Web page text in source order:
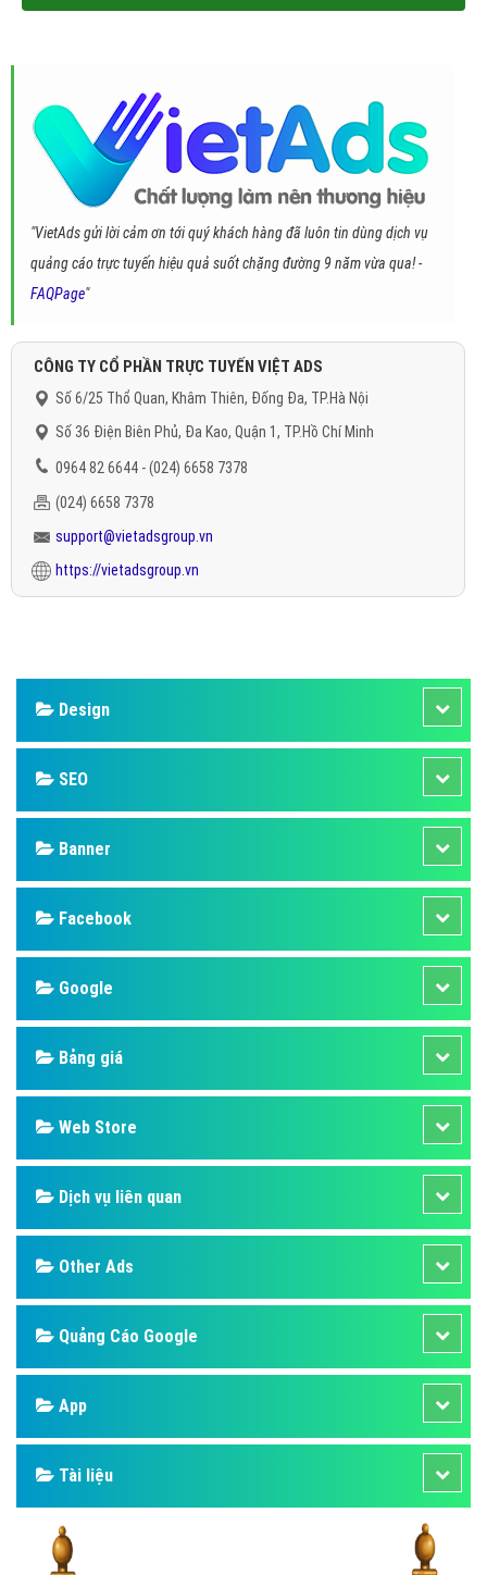
"VietAds gửi lời cảm ơn tới quý khách hàng đã luôn tin dùng dịch vụ
quảng cáo trực tuyến hiệu quả suốt chặng đường 9 năm vừa qua! -
FAQPage"
CÔNG TY CỔ PHẦN TRỰC TUYẾN VIỆT ADS
Số 6/25 Thổ Quan, Khâm Thiên, Đống Đa, TP.Hà Nội
Số 36 Điện Biên Phủ, Đa Kao, Quận 1, TP.Hồ Chí Minh
0964 82 6644 - (024) 6658 7378
(024) 6658 7378
support@vietadsgroup.vn
https://vietadsgroup.vn
Design
SEO
Banner
Facebook
Google
Bảng giá